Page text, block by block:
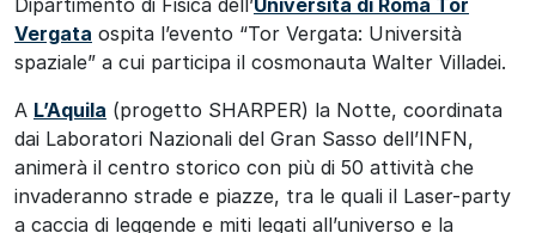
Vergata ospita l’evento “Tor Vergata: Università
spaziale” a cui participa il cosmonauta Walter Villadei.
A L’Aquila (progetto SHARPER) la Notte, coordinata
dai Laboratori Nazionali del Gran Sasso dell’INFN,
animerà il centro storico con più di 50 attività che
invaderanno strade e piazze, tra le quali il Laser-party
a caccia di leggende e miti legati all’universo e la